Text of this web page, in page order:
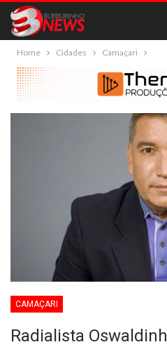
Home Cidades Camaçari
CAMAÇARI
Radialista